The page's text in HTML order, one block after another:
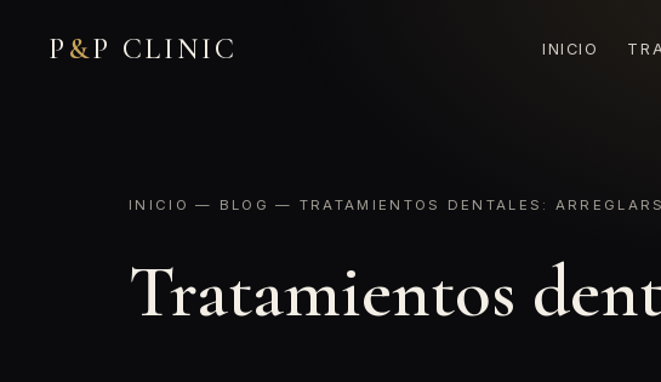
P &P CLINIC INICIO
INICIO — BLOG — TRATAMIENTOS DENTALES:
Tratamientos